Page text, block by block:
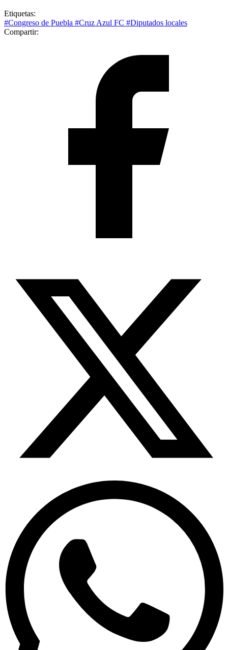
Etiquetas:
#Congreso de Puebla #Cruz Azul FC #Diputados locales
Compartir: